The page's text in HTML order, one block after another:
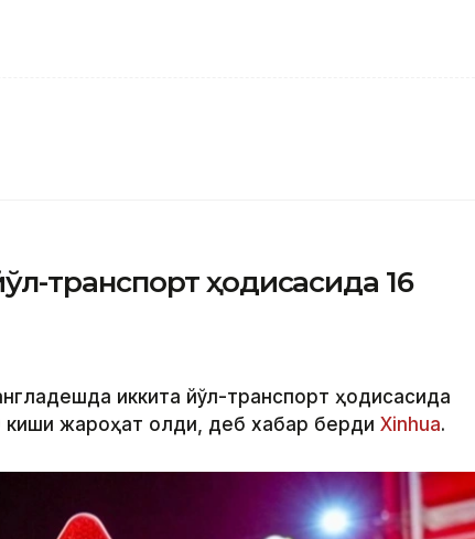
транспорт ҳодисасида 16
иккита йўл-транспорт ҳодисасида
киши жароҳат олди, деб хабар берди Xinhua.